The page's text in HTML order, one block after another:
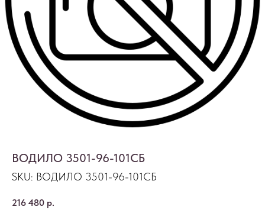
ВОДИЛО 3501-96-101СБ
SKU: ВОДИЛО 3501-96-101СБ
216 480 р.